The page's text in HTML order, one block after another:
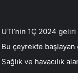
UTI’nin 1Ç 2024
Bu çeyrekte başlayan
Sağlık ve havacılık